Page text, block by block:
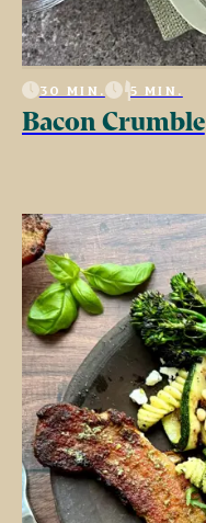
30 MIN. 5 MIN.
Bacon Crumble